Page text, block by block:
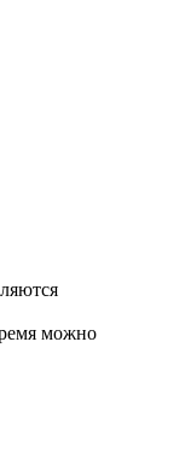
можно